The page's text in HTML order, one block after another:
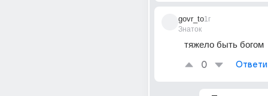
govr_to
Знаток
1г
тяжело быть богом
0